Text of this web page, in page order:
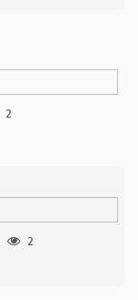
2
2